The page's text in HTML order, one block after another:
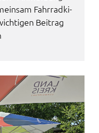
Fahr­rad­ki­
Beitrag